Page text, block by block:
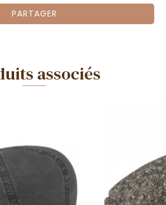
PARTAGER
associés